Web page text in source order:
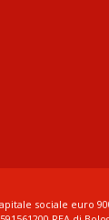
sociale euro